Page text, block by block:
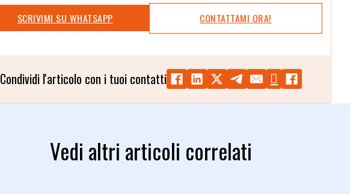
SCRIVIMI SU WHATSAPP CONTATTAMI ORA!
Condividi l'articolo con i tuoi contatti
Vedi altri articoli correlati